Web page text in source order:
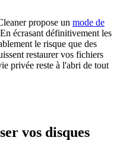
propose un mode de
écrasant définitivement les
le risque que des
restaurer vos fichiers
privée reste à l'abri de tout
vos disques